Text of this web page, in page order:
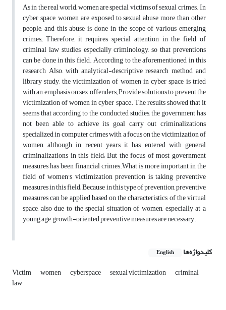
As in the real world, women are special victims of sexual crimes. In
cyber space, women are exposed to sexual abuse more than other
people, and this abuse is done in the scope of various emerging
crimes; Therefore, it requires special attention in the field of
criminal law studies, especially criminology, so that preventions
can be done in this field. According to the aforementioned in this
research Also, with analytical-descriptive research method and
library study, the victimization of women in cyber space is tried
with an emphasis on sex offenders; Provide solutions to prevent the
victimization of women in cyber space. The results showed that it
seems that according to the conducted studies, the government has
not been able to achieve its goal carry out criminalizations
specialized in computer crimes with a focus on the victimization of
women, although in recent years it has entered with general
criminalizations in this field; But the focus of most government
measures has been financial crimes.What is more important in the
field of women's victimization prevention is taking preventive
measures in this field; Because in this type of prevention, preventive
measures can be applied based on the characteristics of the virtual
space, also due to the special situation of women, especially at a
young age, growth-oriented preventive measures are necessary.
کلیدواژه‌ها English
Victim women cyberspace sexual victimization criminal
law